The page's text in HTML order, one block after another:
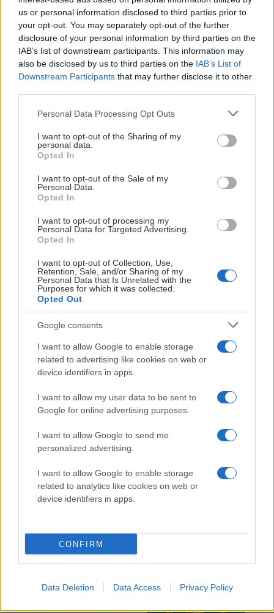
us or personal information disclosed to third parties prior to
your opt-out. You may separately opt-out of the further
disclosure of your personal information by third parties on the
IAB’s list of downstream participants. This information may
also be disclosed by us to third parties on the IAB’s List of
Downstream Participants that may further disclose it to other
Please note that this website/app uses one or more Google
not limited to your visit or usage behaviour. You may click to
grant or deny consent to Google and its third-party tags to
use your data for below specified purposes in below Google
consent section.
Personal Data Processing Opt Outs
I want to opt-out of the Sharing of my
personal data.
Opted In
I want to opt-out of the Sale of my
Personal Data.
Opted In
I want to opt-out of processing my
Personal Data for Targeted Advertising.
Opted In
I want to opt-out of Collection, Use,
Retention, Sale, and/or Sharing of my
Personal Data that Is Unrelated with the
Purposes for which it was collected.
Opted Out
Google consents
I want to allow Google to enable storage
related to advertising like cookies on web or
device identifiers in apps.
I want to allow my user data to be sent to
Google for online advertising purposes.
I want to allow Google to send me
personalized advertising.
I want to allow Google to enable storage
related to analytics like cookies on web or
device identifiers in apps.
CONFIRM
Data Deletion Data Access Privacy Policy
Årsstämman är föreningens högsta beslutande organ
och dit äger alla medlemmar rätt att skriva en motion
som bereds av styrelsen som ger stämman ett förslag till
beslut.
Utöver detta har du som medlem givetvis rätt till en rad
förmåner, däribland förtur vid biljettsläpp.
Och inte minst - du som medlem är med och stöttar
Frågor? Kontakta Medlemsavdelningen på
Visa mer
Medlemsförmåner
- Förtur vid samtliga biljettsläpp.
- Medlemsbiljetter på sektion A1 och A13 (Aktiv
- Medlemsutskick med information och erbjudanden.
- 10% rabatt på Leksands IF:s souvenirer i arenashopen
under matcher.
runt.
- 10% rabatt i restaurangerna i Tegera Arena.
(matchdagar).
- 10% rabatt på boende på Villa Långbers.
Logi & frukostbokningar via
www.villalangbers.se
dess reception.
- 10% rabatt på boende på Dalecarlia Hotel & Spa.
BLI MEDLEM I LEKSANDS IF
KLICKA HÄR